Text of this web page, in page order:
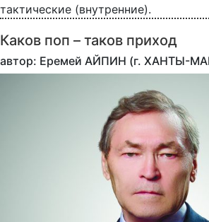
тактические (внутренние).
Каков поп – таков приход
автор: Еремей АЙПИН (г. ХАНТЫ-